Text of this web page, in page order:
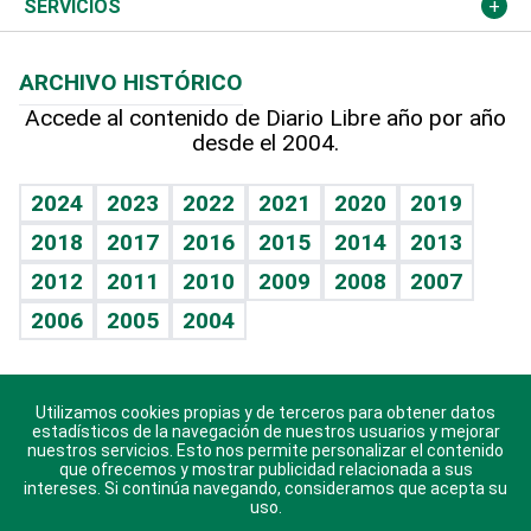
Hablando con el pediatra
Vida y familia
Eñe
Celebrando la vida
Sin complejos
En pocas palabras
Escuchando al corazón
Economía Personal
Línea de hit
TBT Deportivo
Lecturas
Cambio climático
Opinión
Hecho en casa
Guía del dinero
SERVICIOS
Cumpleaños
Horóscopos
Juegos
ARCHIVO HISTÓRICO
Accede al contenido de Diario Libre año por año
desde el 2004.
2024 2023 2022 2021 2020
2019
2018
2017 2016 2015 2014
2013
2012
2011 2010 2009 2008
2007
2006
2005 2004
Descarga nuestras aplicaciones para Android, iOS y
sistema Huawei.
Utilizamos cookies propias y de terceros para obtener datos
estadísticos de la navegación de nuestros usuarios y mejorar
nuestros servicios. Esto nos permite personalizar el contenido
que ofrecemos y mostrar publicidad relacionada a sus
intereses. Si continúa navegando, consideramos que acepta su
uso.